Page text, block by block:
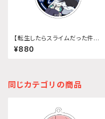
【転生したらスライムだった件】う
きうきアクリルキーホルダー (シ
ズ)
¥880
同じカテゴリの商品